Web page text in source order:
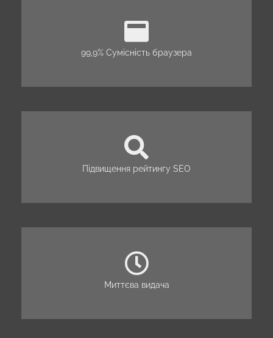
99,9% Сумісність браузера
Підвищення рейтингу SEO
Миттєва видача